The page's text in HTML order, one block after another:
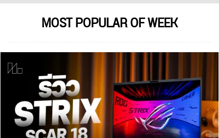
MOST POPULAR OF WEEK